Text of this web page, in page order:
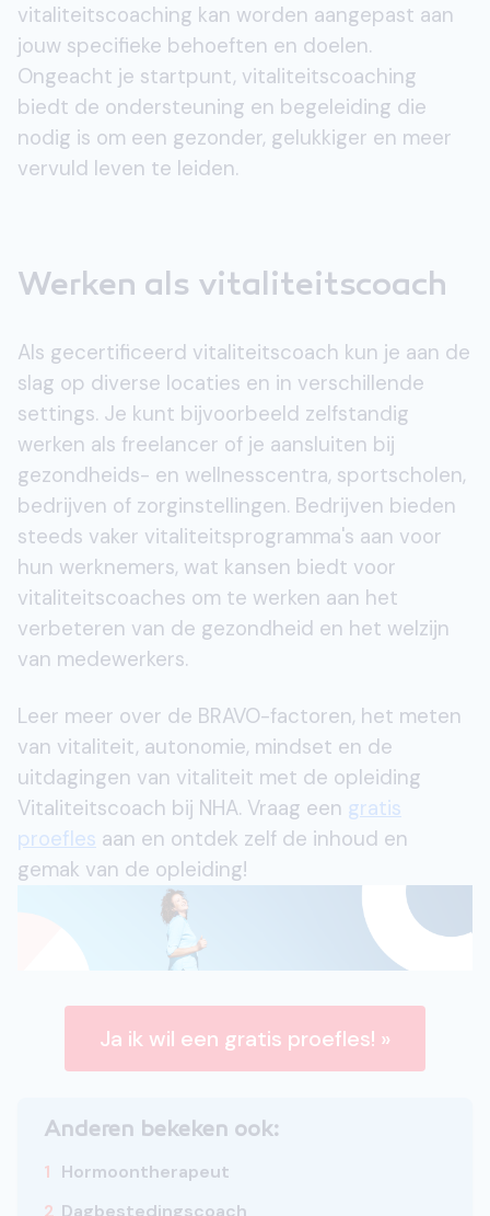
vitaliteitscoaching kan worden aangepast aan
jouw specifieke behoeften en doelen.
Ongeacht je startpunt, vitaliteitscoaching
biedt de ondersteuning en begeleiding die
nodig is om een gezonder, gelukkiger en meer
vervuld leven te leiden.
Werken als vitaliteitscoach
Als gecertificeerd vitaliteitscoach kun je aan de
slag op diverse locaties en in verschillende
settings. Je kunt bijvoorbeeld zelfstandig
werken als freelancer of je aansluiten bij
gezondheids- en wellnesscentra, sportscholen,
bedrijven of zorginstellingen. Bedrijven bieden
steeds vaker vitaliteitsprogramma's aan voor
hun werknemers, wat kansen biedt voor
vitaliteitscoaches om te werken aan het
verbeteren van de gezondheid en het welzijn
van medewerkers.
Leer meer over de BRAVO-factoren, het meten
van vitaliteit, autonomie, mindset en de
uitdagingen van vitaliteit met de opleiding
Vitaliteitscoach bij NHA. Vraag een gratis
proefles aan en ontdek zelf de inhoud en
gemak van de opleiding!
Ja ik wil een gratis proefles! »
Anderen bekeken ook:
1 Hormoontherapeut
2 Dagbestedingscoach